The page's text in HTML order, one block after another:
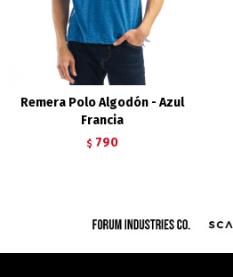
Remera Polo Algodón - Azul
Francia
$ 790